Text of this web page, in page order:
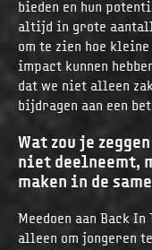
bieden en hun
altijd in grote
om te zien hoe
impact kunnen
dat we niet alleen
bijdragen aan een
Wat zou je
niet deelneemt,
maken in de
Meedoen aan Back
alleen om jongeren